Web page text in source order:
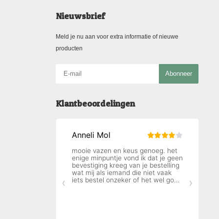
Nieuwsbrief
Meld je nu aan voor extra informatie of nieuwe
producten
Abonneer
Klantbeoordelingen